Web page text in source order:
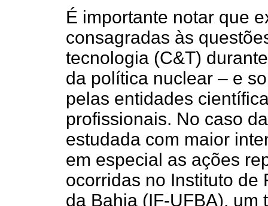
É importante notar que
consagradas às
tecnologia (C&T)
da política nuclear – e
pelas entidades
profissionais. No caso
estudada com maior
em especial as ações
ocorridas no Instituto de
da Bahia (IF-UFBA),